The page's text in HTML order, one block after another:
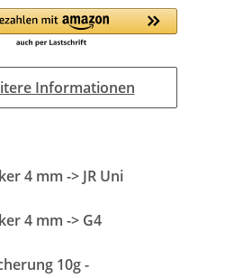
Informationen
4 mm -> JR Uni
4 mm -> G4
10g -